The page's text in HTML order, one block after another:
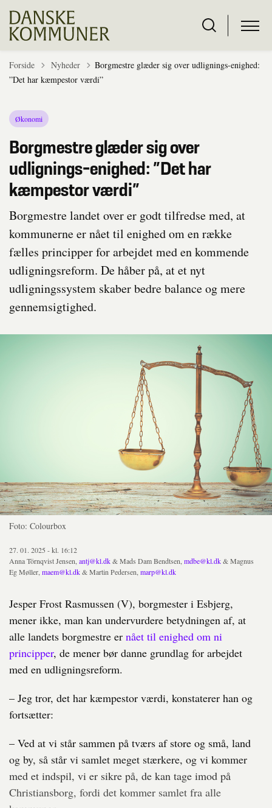
Forside Tilbage til
Nyheder
Borgmestre glæder sig over udlignings-enighed:
”Det har kæmpestor værdi”
Økonomi
Borgmestre glæder sig over
udlignings-enighed: ”Det har
kæmpestor værdi”
Borgmestre landet over er godt tilfredse med, at
kommunerne er nået til enighed om en række
fælles principper for arbejdet med en kommende
udligningsreform. De håber på, at et nyt
udligningssystem skaber bedre balance og mere
gennemsigtighed.
Foto: Colourbox
27. 01. 2025 - kl. 16:12
Anna Törnqvist Jensen, antj@kl.dk& Mads Dam Bendtsen, mdbe@kl.dk& Magnus
Eg Møller, maem@kl.dk& Martin Pedersen, marp@kl.dk
Jesper Frost Rasmussen (V), borgmester i Esbjerg,
mener ikke, man kan undervurdere betydningen af, at
alle landets borgmestre er nået til enighed om ni
principper, de mener bør danne grundlag for arbejdet
med en udligningsreform.
– Jeg tror, det har kæmpestor værdi, konstaterer han og
fortsætter:
– Ved at vi står sammen på tværs af store og små, land
og by, så står vi samlet meget stærkere, og vi kommer
med et indspil, vi er sikre på, de kan tage imod på
Christiansborg, fordi det kommer samlet fra alle